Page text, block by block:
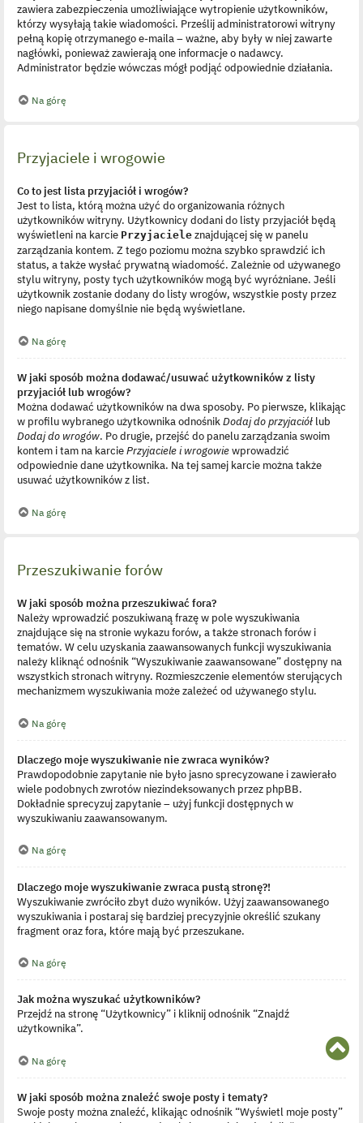
zawiera zabezpieczenia umożliwiające wytropienie użytkowników,
którzy wysyłają takie wiadomości. Prześlij administratorowi witryny
pełną kopię otrzymanego e-maila – ważne, aby były w niej zawarte
nagłówki, ponieważ zawierają one informacje o nadawcy.
Administrator będzie wówczas mógł podjąć odpowiednie działania.
Na górę
Przyjaciele i wrogowie
Co to jest lista przyjaciół i wrogów?
Jest to lista, którą można użyć do organizowania różnych
użytkowników witryny. Użytkownicy dodani do listy przyjaciół będą
wyświetleni na karcie Przyjaciele znajdującej się w panelu
zarządzania kontem. Z tego poziomu można szybko sprawdzić ich
status, a także wysłać prywatną wiadomość. Zależnie od używanego
stylu witryny, posty tych użytkowników mogą być wyróżniane. Jeśli
użytkownik zostanie dodany do listy wrogów, wszystkie posty przez
niego napisane domyślnie nie będą wyświetlane.
Na górę
W jaki sposób można dodawać/usuwać użytkowników z listy
przyjaciół lub wrogów?
Można dodawać użytkowników na dwa sposoby. Po pierwsze, klikając
w profilu wybranego użytkownika odnośnikDodaj do przyjaciół lub
Dodaj do wrogów. Po drugie, przejść do panelu zarządzania swoim
kontem i tam na karciePrzyjaciele i wrogowiewprowadzić
odpowiednie dane użytkownika. Na tej samej karcie można także
usuwać użytkowników z list.
Na górę
Przeszukiwanie forów
W jaki sposób można przeszukiwać fora?
Należy wprowadzić poszukiwaną frazę w pole wyszukiwania
znajdujące się na stronie wykazu forów, a także stronach forów i
tematów. W celu uzyskania zaawansowanych funkcji wyszukiwania
należy kliknąć odnośnik “Wyszukiwanie zaawansowane” dostępny na
wszystkich stronach witryny. Rozmieszczenie elementów sterujących
mechanizmem wyszukiwania może zależeć od używanego stylu.
Na górę
Dlaczego moje wyszukiwanie nie zwraca wyników?
Prawdopodobnie zapytanie nie było jasno sprecyzowane i zawierało
wiele podobnych zwrotów niezindeksowanych przez phpBB.
Dokładnie sprecyzuj zapytanie – użyj funkcji dostępnych w
wyszukiwaniu zaawansowanym.
Na górę
Dlaczego moje wyszukiwanie zwraca pustą stronę?!
Wyszukiwanie zwróciło zbyt dużo wyników. Użyj zaawansowanego
wyszukiwania i postaraj się bardziej precyzyjnie określić szukany
fragment oraz fora, które mają być przeszukane.
Na górę
Jak można wyszukać użytkowników?
Przejdź na stronę “Użytkownicy” i kliknij odnośnik “Znajdź
użytkownika”.
Na górę
W jaki sposób można znaleźć swoje posty i tematy?
Swoje posty można znaleźć, klikając odnośnik “Wyświetl moje posty”
N